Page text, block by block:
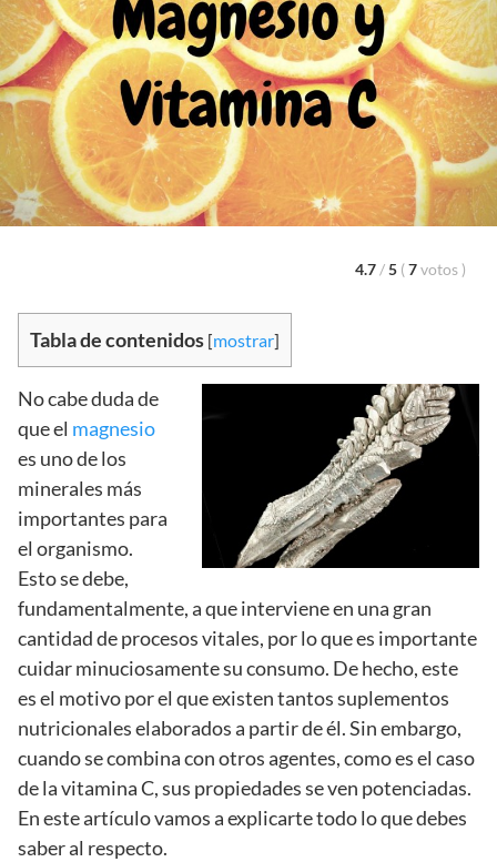
4.7 /5 (7votos )
Tabla de contenidos [mostrar]
No cabe duda de
que el magnesio
es uno de los
minerales más
importantes para
el organismo.
Esto se debe,
fundamentalmente, a que interviene en una gran
cantidad de procesos vitales, por lo que es importante
cuidar minuciosamente su consumo. De hecho, este
es el motivo por el que existen tantos suplementos
nutricionales elaborados a partir de él. Sin embargo,
cuando se combina con otros agentes, como es el caso
de la vitamina C, sus propiedades se ven potenciadas.
En este artículo vamos a explicarte todo lo que debes
saber al respecto.